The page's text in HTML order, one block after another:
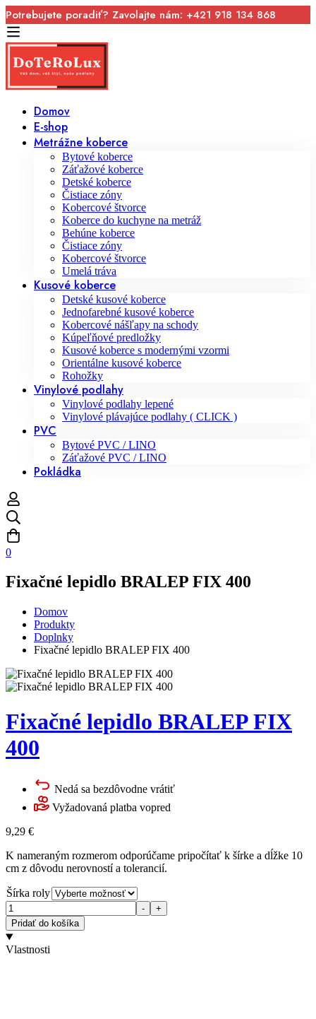
Potrebujete poradiť? Zavolajte nám: +421 918 134 868
Domov
E-shop
Metrážne koberce
Bytové koberce
Záťažové koberce
Detské koberce
Čistiace zóny
Kobercové štvorce
Koberce do kuchyne na metráž
Behúne koberce
Čistiace zóny
Kobercové štvorce
Umelá tráva
Kusové koberce
Detské kusové koberce
Jednofarebné kusové koberce
Kobercové nášľapy na schody
Kúpeľňové predložky
Kusové koberce s modernými vzormi
Orientálne kusové koberce
Rohožky
Vinylové podlahy
Vinylové podlahy lepené
Vinylové plávajúce podlahy ( CLICK )
PVC
Bytové PVC / LINO
Záťažové PVC / LINO
Pokládka
0
Fixačné lepidlo BRALEP FIX 400
Domov
Produkty
Doplnky
Fixačné lepidlo BRALEP FIX 400
Fixačné lepidlo BRALEP FIX
400
Nedá sa bezdôvodne vrátiť
Vyžadovaná platba vopred
9,29 €
K nameraným rozmerom odporúčame pripočítať k šírke a dĺžke 10
cm z dôvodu nerovností a tolerancií.
Šírka roly
Množstvo
-
+
Pridať do košíka
Vlastnosti